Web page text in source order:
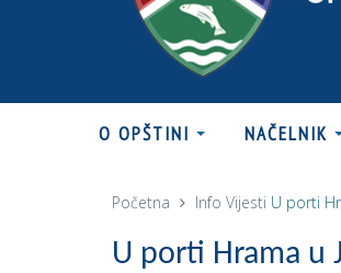
O OPŠTINI NAČELNIK
Početna Info Vijesti U porti
U porti Hrama u